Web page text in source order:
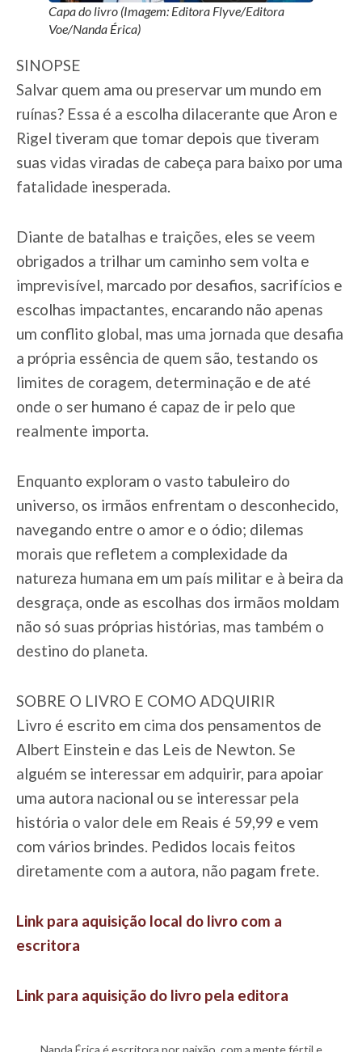
Capa do livro (Imagem: Editora Flyve/Editora
Voe/Nanda Érica)
SINOPSE
Salvar quem ama ou preservar um mundo em
ruínas? Essa é a escolha dilacerante que Aron e
Rigel tiveram que tomar depois que tiveram
suas vidas viradas de cabeça para baixo por uma
fatalidade inesperada.
Diante de batalhas e traições, eles se veem
obrigados a trilhar um caminho sem volta e
imprevisível, marcado por desafios, sacrifícios e
escolhas impactantes, encarando não apenas
um conflito global, mas uma jornada que desafia
a própria essência de quem são, testando os
limites de coragem, determinação e de até
onde o ser humano é capaz de ir pelo que
realmente importa.
Enquanto exploram o vasto tabuleiro do
universo, os irmãos enfrentam o desconhecido,
navegando entre o amor e o ódio; dilemas
morais que refletem a complexidade da
natureza humana em um país militar e à beira da
desgraça, onde as escolhas dos irmãos moldam
não só suas próprias histórias, mas também o
destino do planeta.
SOBRE O LIVRO E COMO ADQUIRIR
Livro é escrito em cima dos pensamentos de
Albert Einstein e das Leis de Newton. Se
alguém se interessar em adquirir, para apoiar
uma autora nacional ou se interessar pela
história o valor dele em Reais é 59,99 e vem
com vários brindes. Pedidos locais feitos
diretamente com a autora, não pagam frete.
Link para aquisição local do livro com a
escritora
Link para aquisição do livro pela editora